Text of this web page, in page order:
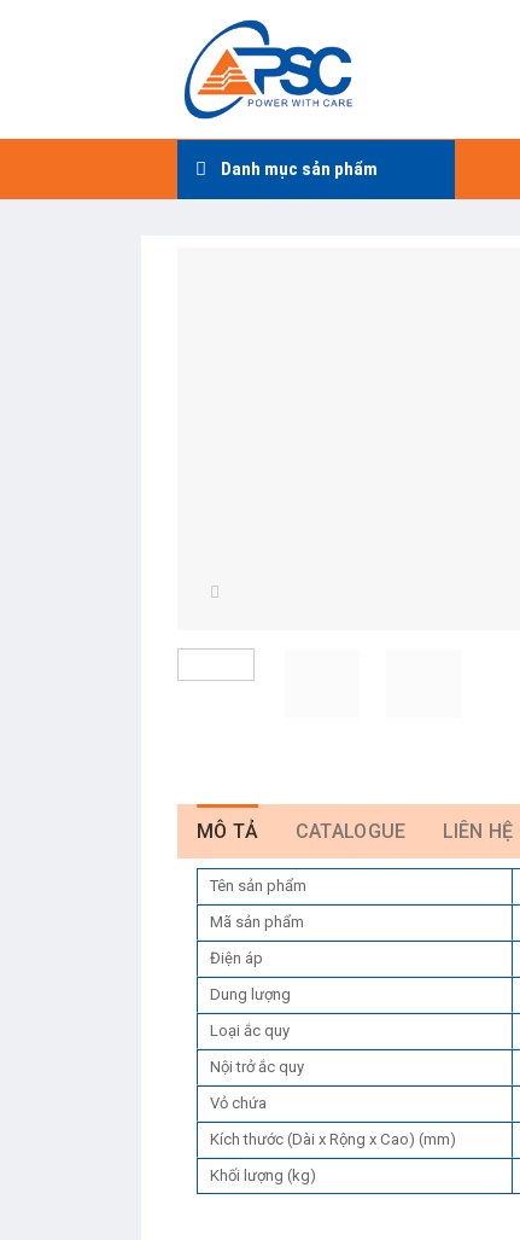
Danh mục sản phẩm
MÔ TẢ CATALOGUE LIÊN HỆ
Tên sản phẩm
Mã sản phẩm
Điện áp
Dung lượng
Loại ắc quy
Nội trở ắc quy
Vỏ chứa
Kích thước (Dài x Rộng x Cao) (mm)
Khối lượng (kg)